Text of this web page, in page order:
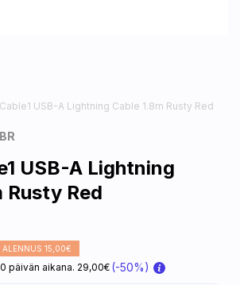
USB-A Lightning Cable 1.8m Rusty Red
USB-A Lightning
Rusty Red
ALENNUS 15,00€
päivän aikana. 29,00€ (-50%)